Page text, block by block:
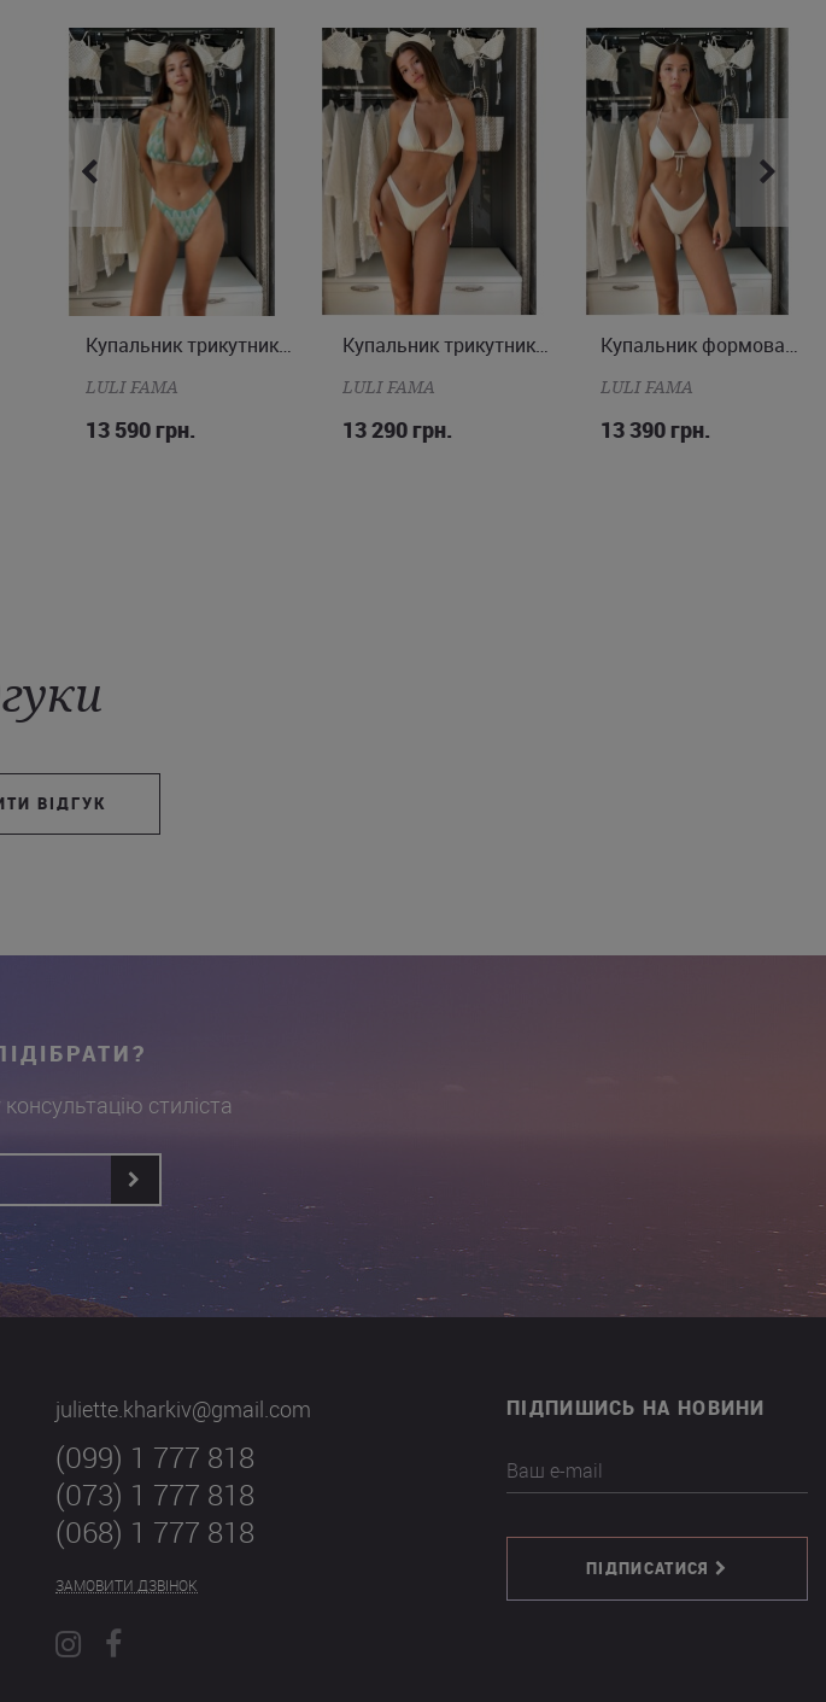
Ця модель стане відмінним вибором для активного відпочинку або відпочинку на пляжі. Купити
чорний купальник Toccata з доставкою у Київ, Харків, Дніпро та інші міста України можете на
сайті нашого інтернет-магазину всього в пару кліків.
XS S M L Купальник трикутник і бразиліана
LULI FAMA
13 590 грн.
XS S M Купальник трикутник і бразиліана
LULI FAMA
13 290 грн.
S M Купальник формована чашка і бразиліана
LULI FAMA
13 390 грн.
ВІДГУК
стиліста
juliette.kharkiv@gmail.com
(099) 1 777 818
(073) 1 777 818
(068) 1 777 818
ЗАМОВИТИ ДЗВІНОК
ПІДПИШИСЬ НА НОВИНИ
Ваш e-mail
ПІДПИСАТИСЯ